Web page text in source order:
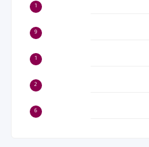
1
9
1
2
6